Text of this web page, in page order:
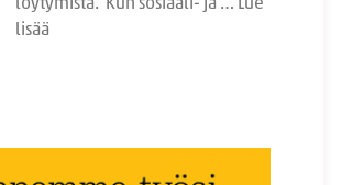
löytymistä. Kun sosiaali- ja … Lue
lisää